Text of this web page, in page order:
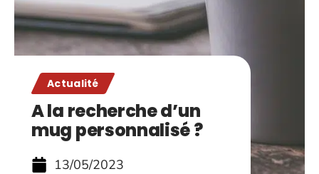
Actualité
A la recherche d’un
mug personnalisé ?
13/05/2023